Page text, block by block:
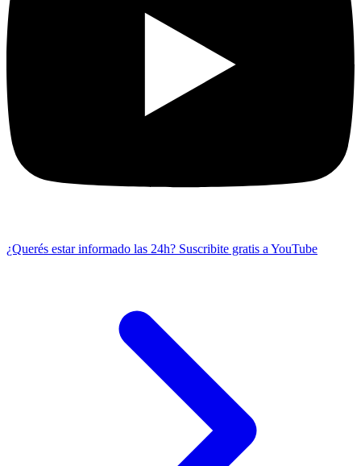
¿Querés estar informado las 24h? Suscribite gratis a YouTube